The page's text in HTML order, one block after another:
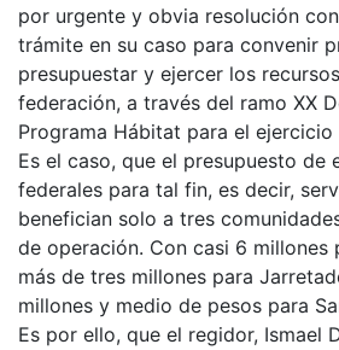
por urgente y obvia resolución
trámite en su caso para convenir
presupuestar y ejercer los
federación, a través del ramo XX
Programa Hábitat para el ejercicio
Es el caso, que el presupuesto de
federales para tal fin, es decir,
benefician solo a tres
de operación. Con casi 6 millones
más de tres millones para
millones y medio de pesos para
Es por ello, que el regidor, Ismael